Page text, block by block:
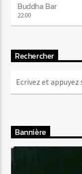
Buddha Bar
22:00
Rechercher
Bannière